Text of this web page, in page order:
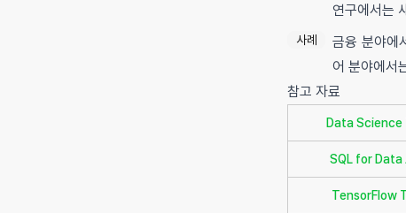
연구에서는
사례
금융 분야에
어 분야에서
참고 자료
Data
SQL for Data
TensorFlow